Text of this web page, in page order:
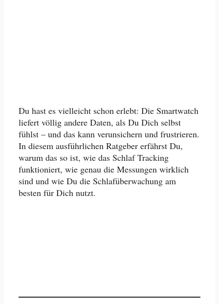
Du hast es vielleicht schon erlebt: Die Smartwatch
liefert völlig andere Daten, als Du Dich selbst
fühlst – und das kann verunsichern und frustrieren.
In diesem ausführlichen Ratgeber erfährst Du,
warum das so ist, wie das Schlaf Tracking
funktioniert, wie genau die Messungen wirklich
sind und wie Du die Schlafüberwachung am
besten für Dich nutzt.